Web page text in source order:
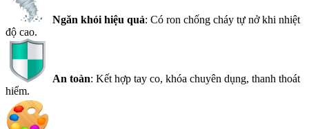
Ngăn khói hiệu quả: Có ron chống cháy tự nở khi nhiệt
độ cao.
An toàn: Kết hợp tay co, khóa chuyên dụng, thanh thoát
hiểm.